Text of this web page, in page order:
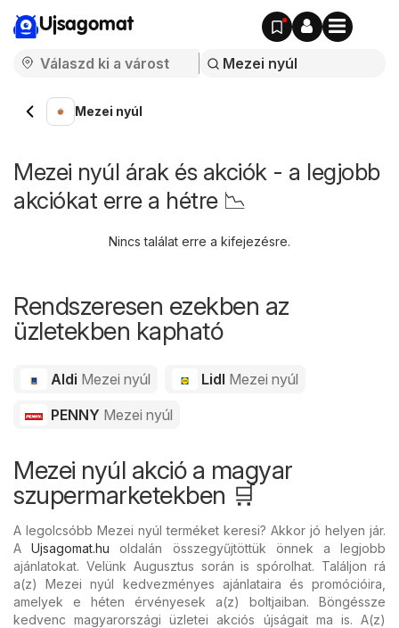
Ujsagomat
Mezei nyúl
Mezei nyúl árak és akciók - a legjobb
akciókat erre a hétre 📉
Nincs találat erre a kifejezésre.
Rendszeresen ezekben az
üzletekben kapható
Aldi Mezei nyúl Lidl Mezei nyúl
PENNY Mezei nyúl
Mezei nyúl akció a magyar
szupermarketekben 🛒
A legolcsóbb Mezei nyúl terméket keresi? Akkor jó helyen jár.
AUjsagomat.hu oldalán összegyűjtöttük önnek a legjobb
ajánlatokat. Velünk Augusztus során is spórolhat. Találjon rá
a(z) Mezei nyúl kedvezményes ajánlataira és promócióira,
amelyek e héten érvényesek a(z) boltjaiban. Böngéssze
kedvenc magyarországi üzletei akciós újságait ma is. A(z)